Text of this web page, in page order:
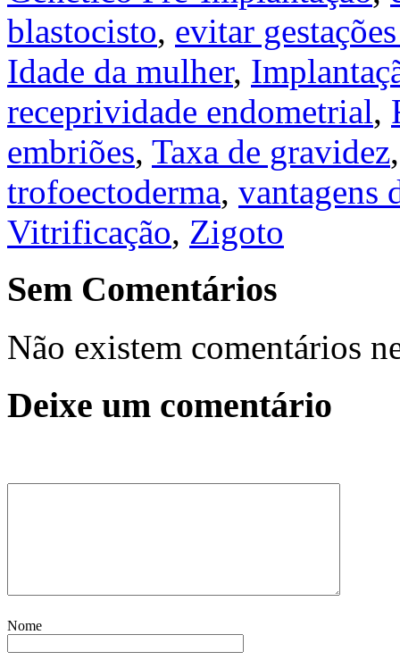
blastocisto, evitar
Idade da mulher,
receprividade endometrial,
embriões, Taxa de gravidez
trofoectoderma, vantagens
Vitrificação, Zigoto
Sem Comentários
Não existem comentários
Deixe um comentário
Nome